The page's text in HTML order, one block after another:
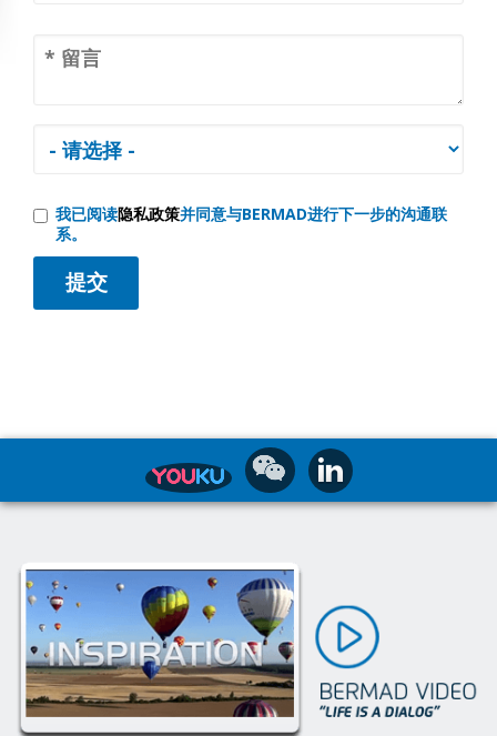
我已阅读隐私政策并同意与BERMAD进行下一步的沟通联
系。